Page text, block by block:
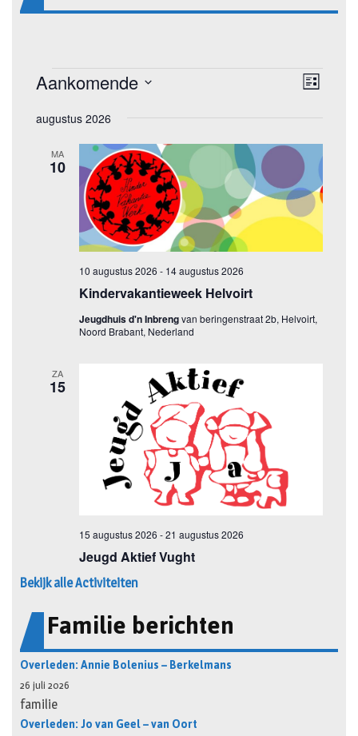
Bekijk alle Activiteiten
Familie berichten
Overleden: Annie Bolenius – Berkelmans
26 juli 2026
familie
Overleden: Jo van Geel – van Oort